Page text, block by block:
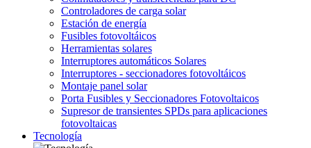
Controladores de carga solar
Estación de energía
Fusibles fotovoltáicos
Herramientas solares
Interruptores automáticos Solares
Interruptores - seccionadores fotovoltáicos
Montaje panel solar
Porta Fusibles y Seccionadores Fotovoltaicos
Supresor de transientes SPDs para aplicaciones
fotovoltaicas
Tecnología